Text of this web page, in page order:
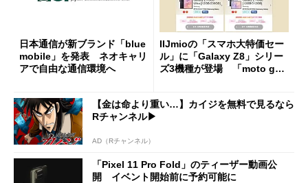
日本通信が新ブランド「blue
mobile」を発表 ネオキャリ
アで自由な通信環境へ
IIJmioの「スマホ大特価セー
ル」に「Galaxy Z8」シリー
ズ3機種が登場 「moto g37
【金は命より重い…】カイジを無料で見るなら
Rチャンネル▶︎
AD（Rチャンネル）
「Pixel 11 Pro Fold」のティーザー動画公
開 イベント開始前に予約可能に